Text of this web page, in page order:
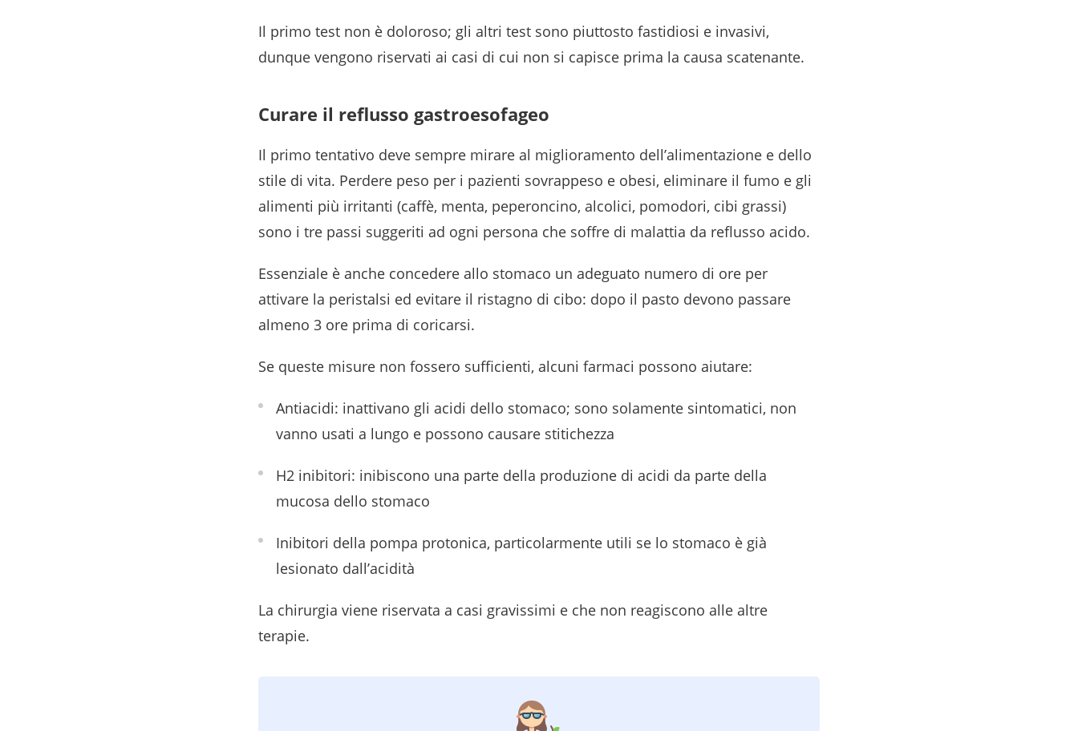
Il primo test non è doloroso; gli altri test sono piuttosto fastidiosi e invasivi,
dunque vengono riservati ai casi di cui non si capisce prima la causa scatenante.
Curare il reflusso gastroesofageo
Il primo tentativo deve sempre mirare al miglioramento dell’alimentazione e dello
stile di vita. Perdere peso per i pazienti sovrappeso e obesi, eliminare il fumo e gli
alimenti più irritanti (caffè, menta, peperoncino, alcolici, pomodori, cibi grassi)
sono i tre passi suggeriti ad ogni persona che soffre di malattia da reflusso acido.
Essenziale è anche concedere allo stomaco un adeguato numero di ore per
attivare la peristalsi ed evitare il ristagno di cibo: dopo il pasto devono passare
almeno 3 ore prima di coricarsi.
Se queste misure non fossero sufficienti, alcuni farmaci possono aiutare:
Antiacidi: inattivano gli acidi dello stomaco; sono solamente sintomatici, non
vanno usati a lungo e possono causare stitichezza
H2 inibitori: inibiscono una parte della produzione di acidi da parte della
mucosa dello stomaco
Inibitori della pompa protonica, particolarmente utili se lo stomaco è già
lesionato dall’acidità
La chirurgia viene riservata a casi gravissimi e che non reagiscono alle altre
terapie.